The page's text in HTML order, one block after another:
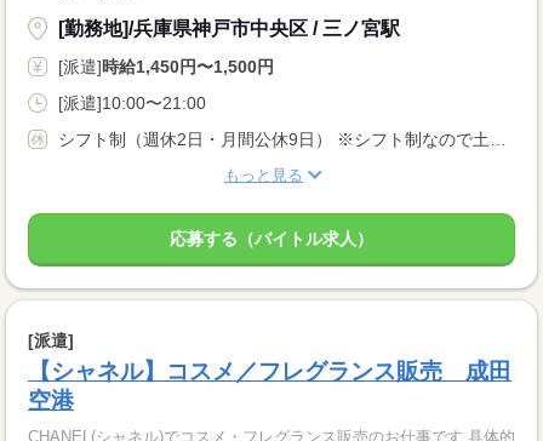
[勤務地]/兵庫県神戸市中央区 / 三ノ宮駅
[派遣]時給1,450円〜1,500円
[派遣]10:00〜21:00
もっと見る
応募する（バイトル求人）
[派遣]
【シャネル】コスメ／フレグランス販売 成田
空港
CHANEL(シャネル)でコスメ・フレグランス販売のお仕事です 具体的